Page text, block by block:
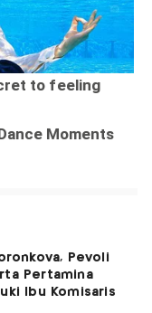
Pevoli
Pertamina
Ibu Komisaris